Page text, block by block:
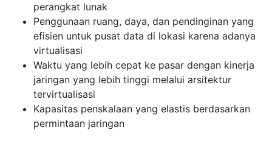
perangkat lunak
Penggunaan ruang, daya, dan pendinginan yang
efisien untuk pusat data di lokasi karena adanya
virtualisasi
Waktu yang lebih cepat ke pasar dengan kinerja
jaringan yang lebih tinggi melalui arsitektur
tervirtualisasi
Kapasitas penskalaan yang elastis berdasarkan
permintaan jaringan